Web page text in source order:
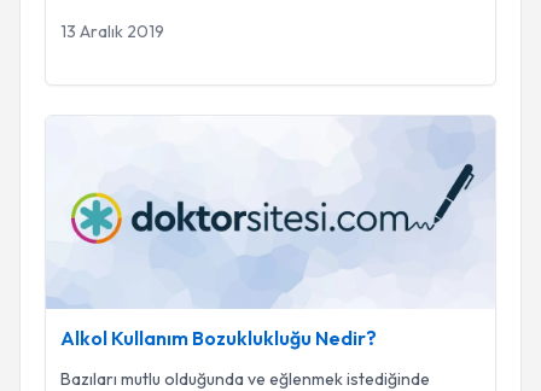
13 Aralık 2019
Alkol Kullanım Bozuklukluğu Nedir?
Bazıları mutlu olduğunda ve eğlenmek istediğinde